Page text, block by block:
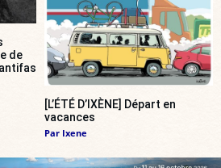
de
[L’ÉTÉ D’IXÈNE] Départ en
vacances
Par Ixene